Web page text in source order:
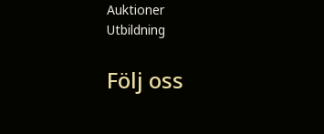
Auktioner
Utbildning
Följ oss